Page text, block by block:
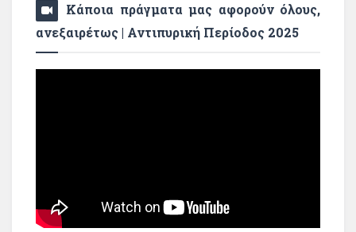
Κάποια πράγματα μας αφορούν όλους,
ανεξαιρέτως | Αντιπυρική Περίοδος 2025